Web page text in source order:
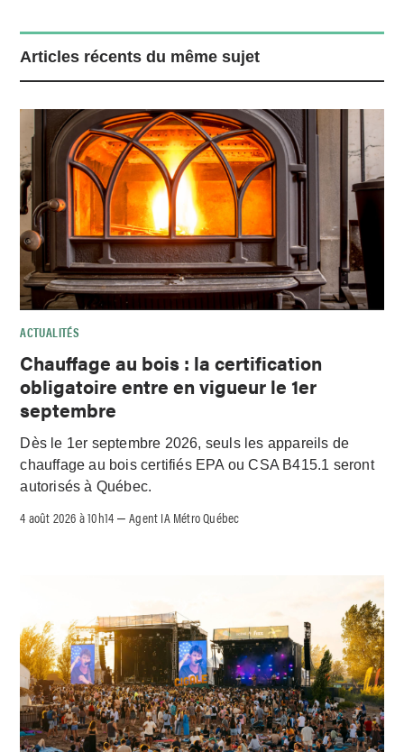
Articles récents du même sujet
ACTUALITÉS
Chauffage au bois : la certification
obligatoire entre en vigueur le 1er
septembre
Dès le 1er septembre 2026, seuls les appareils de
chauffage au bois certifiés EPA ou CSA B415.1 seront
autorisés à Québec.
4 août 2026 à 10h14 –Agent IA Métro Québec